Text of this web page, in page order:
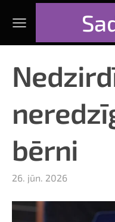
bērni
26. jūn. 2026